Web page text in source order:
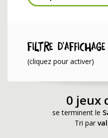
(cliquez pour activer)
0 jeux
se terminent le
Tri par